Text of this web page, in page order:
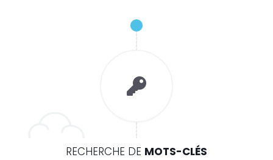
RECHERCHE DE MOTS-CLÉS